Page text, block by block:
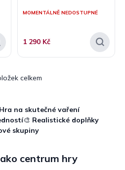
ůMOMENTÁLNĚ NEDOSTUPNÉ
1 290 Kč
O
á
d
a
p
celkem
Hra na skutečné vaření
🎨 Realistické doplňky
skupiny
centrum hry